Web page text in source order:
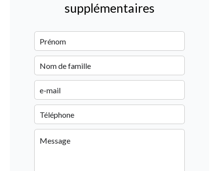
supplémentaires